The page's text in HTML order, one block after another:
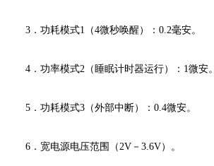
3．功耗模式1（4微秒唤醒）：0.2毫安。
4．功率模式2（睡眠计时器运行）：1微安。
5．功耗模式3（外部中断）：0.4微安。
6．宽电源电压范围（2V－3.6V）。